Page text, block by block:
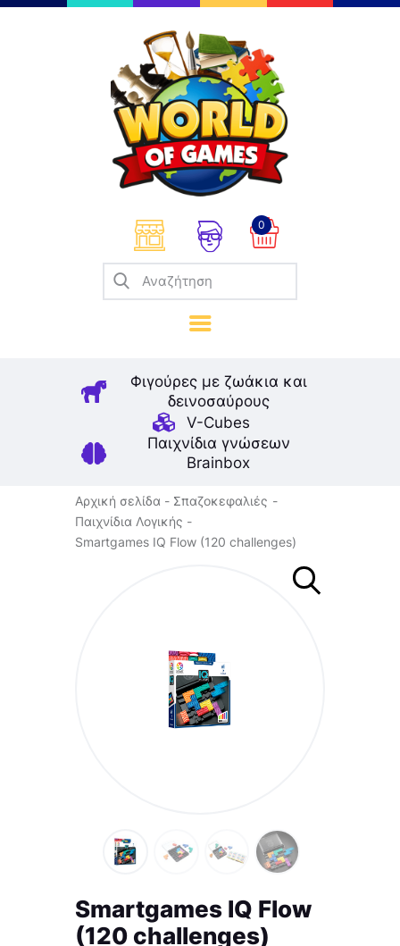
0
Φιγούρες με ζωάκια και
δεινοσαύρους
V-Cubes
Παιχνίδια γνώσεων
Brainbox
Επιτραπέζια
Παζλ
Παιχνίδια Καρτών
Σπαζοκεφαλιές
Κατασκευές
Καλλιτεχνικά
Μοντελισμός
Βιβλία
Παιχνίδια Ρόλων
Αρχική σελίδα
Σπαζοκεφαλιές
Παιχνίδια Λογικής
Smartgames IQ Flow (120 challenges)
Smartgames IQ Flow
(120 challenges)